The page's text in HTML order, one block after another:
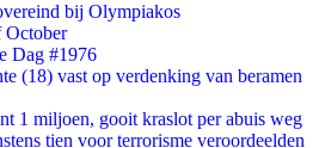
bij Olympiakos
October
Dag #1976
(18) vast op verdenking van beramen
1 miljoen, gooit kraslot per abuis weg
tien voor terrorisme veroordeelden